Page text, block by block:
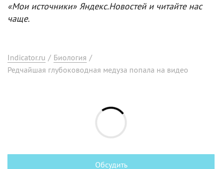
«Мои источники» Яндекс.Новостей и читайте нас
чаще.
Indicator.ru / Биология /
Редчайшая глубоководная медуза попала на видео
Обсудить